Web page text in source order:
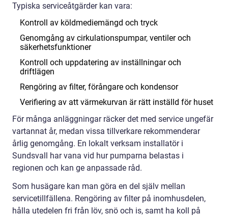
Typiska serviceåtgärder kan vara:
Kontroll av köldmediemängd och tryck
Genomgång av cirkulationspumpar, ventiler och
säkerhetsfunktioner
Kontroll och uppdatering av inställningar och
driftlägen
Rengöring av filter, förångare och kondensor
Verifiering av att värmekurvan är rätt inställd för huset
För många anläggningar räcker det med service ungefär
vartannat år, medan vissa tillverkare rekommenderar
årlig genomgång. En lokalt verksam installatör i
Sundsvall har vana vid hur pumparna belastas i
regionen och kan ge anpassade råd.
Som husägare kan man göra en del själv mellan
servicetillfällena. Rengöring av filter på inomhusdelen,
hålla utedelen fri från löv, snö och is, samt ha koll på